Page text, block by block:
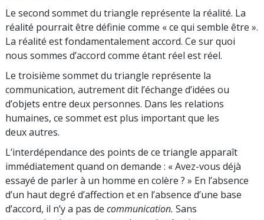
Le second sommet du triangle représente la réalité. La
réalité pourrait être définie comme « ce qui semble être ».
La réalité est fondamentalement accord. Ce sur quoi
nous sommes d’accord comme étant réel est réel.
Le troisième sommet du triangle représente la
communication, autrement dit l’échange d’idées ou
d’objets entre deux personnes. Dans les relations
humaines, ce sommet est plus important que les
deux autres.
L’interdépendance des points de ce triangle apparaît
immédiatement quand on demande : « Avez-vous déjà
essayé de parler à un homme en colère ? » En l’absence
d’un haut degré d’affection et en l’absence d’une base
d’accord, il n’y a pas de communication. Sans